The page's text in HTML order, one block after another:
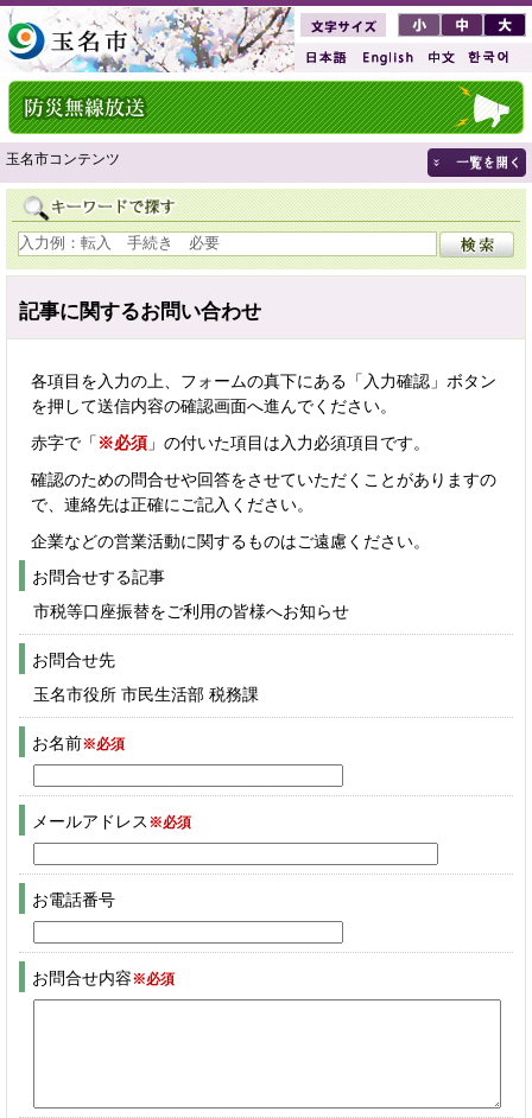
玉名市コンテンツ
記事に関するお問い合わせ
各項目を入力の上、フォームの真下にある「入力確認」ボタン
を押して送信内容の確認画面へ進んでください。
赤字で「 ※必須 」の付いた項目は入力必須項目です。
確認のための問合せや回答をさせていただくことがありますの
で、連絡先は正確にご記入ください。
企業などの営業活動に関するものはご遠慮ください。
お問合せする記事
市税等口座振替をご利用の皆様へお知らせ
お問合せ先
玉名市役所 市民生活部 税務課
お名前※必須
メールアドレス ※必須
お電話番号
お問合せ内容※必須